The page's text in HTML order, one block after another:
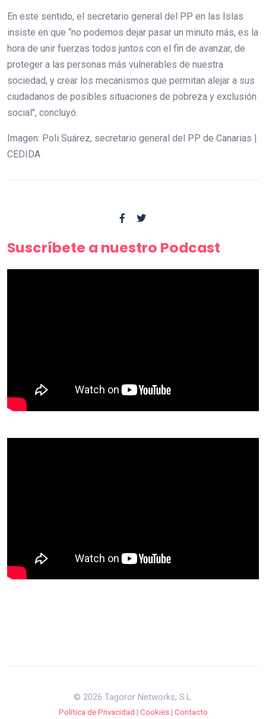
En este sentido, el secretario general del PP en las Islas
insiste en que “no podemos dejar pasar un minuto más, es la
hora de unir fuerzas todos juntos con el fin de avanzar, de
proteger a las personas más vulnerables de nuestra
sociedad, y crear los mecanismos que permitan alejar a sus
ciudadanos de posibles situaciones de pobreza y exclusión
social", concluyó.
Imagen: Poli Suárez, secretario general del PP de Canarias |
CEDIDA
Suscríbete a nuestro Podcast
© 2026 Tagoror Networks, S.L.
Política de Privacidad | Cookies| Contacto